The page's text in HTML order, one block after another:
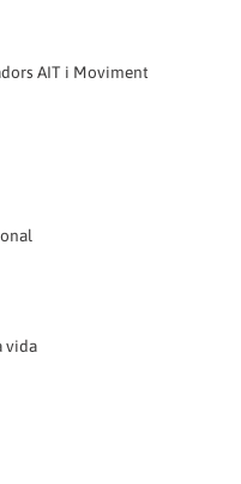
AIT i Moviment
vida